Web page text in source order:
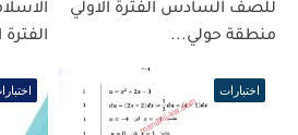
للصف السادس الفترة الاولي
منطقة حولي...
اختبارات